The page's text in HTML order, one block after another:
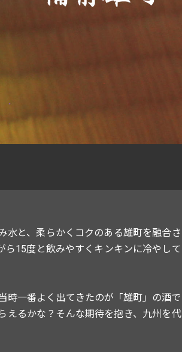
水と、柔らかくコクのある雄町を融合さ
15度と飲みやすくキンキンに冷やして
時一番よく出てきたのが「雄町」の酒で
えるかな？そんな期待を抱き、九州を代